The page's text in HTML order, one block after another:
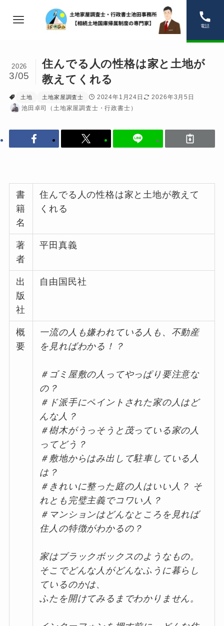
電話
住んでる人の性格は家と土地が
教えてくれる
2026
3/05
土地 土地家屋調査士 2024年1月24日
2026年3月5日
池田卓司（土地家屋調査士・行政書士）
書
籍
名
住んでる人の性格は家と土地が教えて
くれる
著
者
平田真義
出
版
社
自由国民社
概
要
一流の人も嫌われている人も、不動産
を見ればわかる！？
＃ゴミ屋敷の人ってやっぱり要注意な
の？
＃ド派手にペイントされた家の人はど
んな人？
＃樹木がうっそうと茂っている家の人
ってどう？
＃敷地からはみ出して駐車している人
は？
＃きれいに整った庭の人はいい人？ そ
れとも完璧主義でコワい人？
＃マンションはどんなところを見れば
住人の特徴がわかるの？
家はブラックボックスのようなもの。
そこでどんな人がどんなふうに暮らし
ているのかは、
ふたを開けてみるまでわかりません。